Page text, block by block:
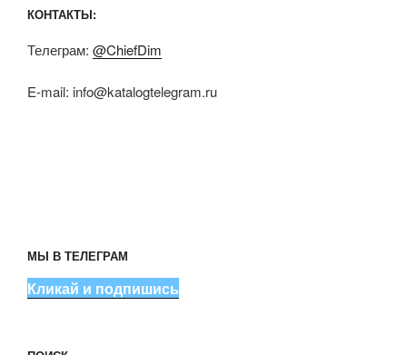
КОНТАКТЫ:
Телеграм: @ChiefDim
E-mail: info@katalogtelegram.ru
МЫ В ТЕЛЕГРАМ
Кликай и подпишись